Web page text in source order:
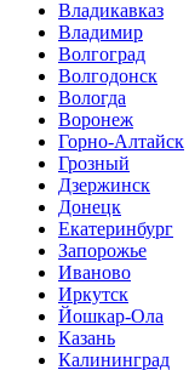
Владикавказ
Владимир
Волгоград
Волгодонск
Вологда
Воронеж
Горно-Алтайск
Грозный
Дзержинск
Донецк
Екатеринбург
Запорожье
Иваново
Иркутск
Йошкар-Ола
Казань
Калининград